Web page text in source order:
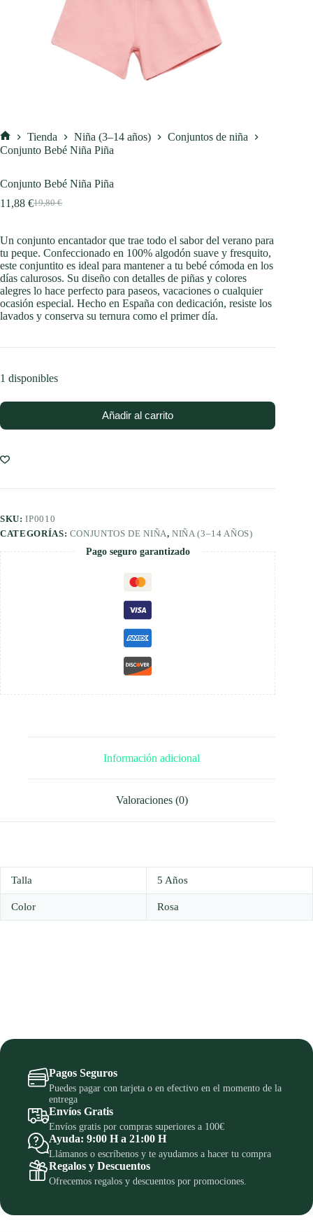
Inicio
Tienda Niña (3–14 años)
Conjuntos de niña
Conjunto Bebé Niña Piña
Conjunto Bebé Niña Piña
19,80€
El
era:
19,80 €.
11,88 €El
es:
11,88 €.
Un conjunto encantador que trae todo el sabor del verano para
tu peque. Confeccionado en 100% algodón suave y fresquito,
este conjuntito es ideal para mantener a tu bebé cómoda en los
días calurosos. Su diseño con detalles de piñas y colores
alegres lo hace perfecto para paseos, vacaciones o cualquier
ocasión especial. Hecho en España con dedicación, resiste los
lavados y conserva su ternura como el primer día.
1 disponibles
Añadir al carrito
SKU:IP0010
CATEGORÍAS: CONJUNTOS DE NIÑA,NIÑA (3–14 AÑOS)
Pago seguro garantizado
Información adicional
Valoraciones (0)
Talla 5 Años
Color Rosa
Pagos Seguros
Puedes pagar con tarjeta o en efectivo en el momento de la
entrega
Envíos Gratis
Envíos gratis por compras superiores a 100€
Ayuda: 9:00 H a 21:00 H
Llámanos o escríbenos y te ayudamos a hacer tu compra
Regalos y Descuentos
Ofrecemos regalos y descuentos por promociones.